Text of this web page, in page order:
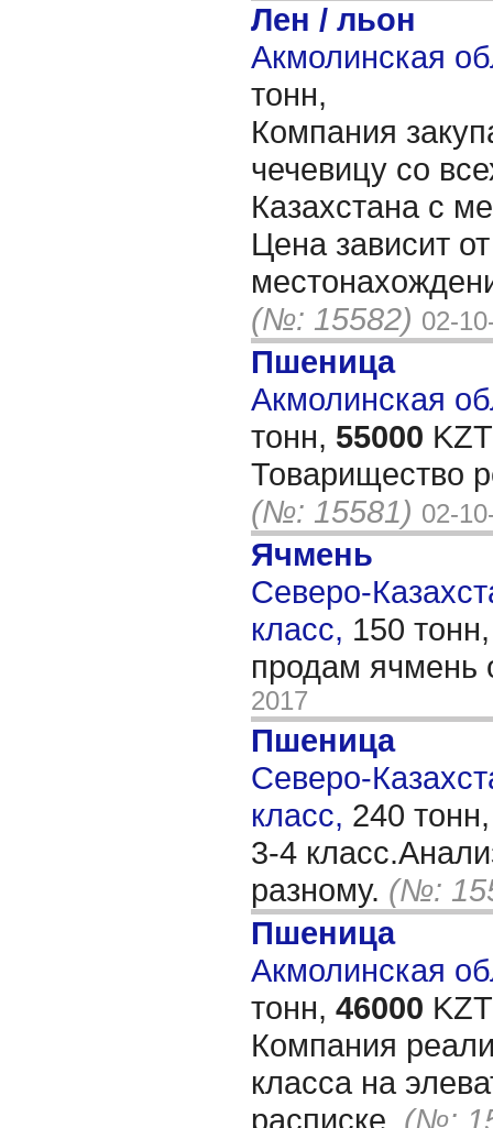
Лен / льон
Акмолинская
тонн,
Компания
чечевицу со
Казахстана с
Цена зависит
(№: 15582) 02-
Пшеница
Акмолинская
тонн, 55000
Товарищество
(№: 15581) 02-
Ячмень
Северо-
класс, 150
продам ячмень
2017
Пшеница
Северо-
класс, 240
3-4
разному. (№:
Пшеница
Акмолинская
тонн, 46000
Компания
класса на
расписке. (№: